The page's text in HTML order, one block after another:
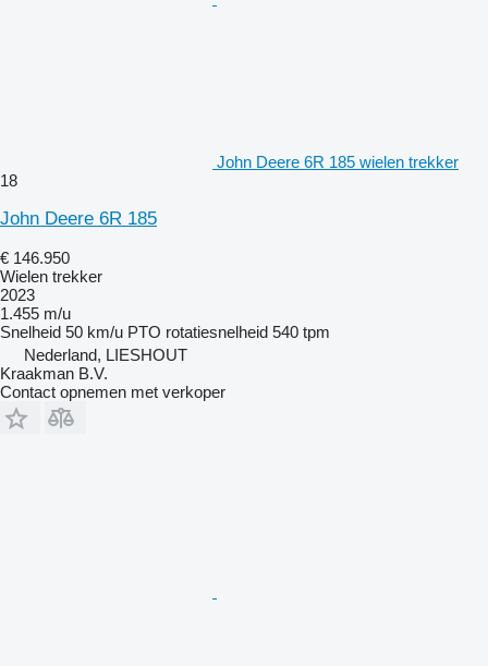
John Deere 6R 185 wielen trekker
18
John Deere 6R 185
€ 146.950
Wielen trekker
2023
1.455 m/u
Snelheid 50 km/u PTO rotatiesnelheid 540 tpm
Nederland, LIESHOUT
Kraakman B.V.
Contact opnemen met verkoper